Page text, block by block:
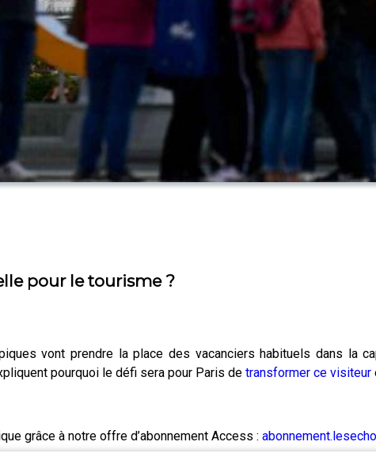
pour le tourisme ?
vont prendre la place des vacanciers habituels dans la
pourquoi le défi sera pour Paris de transformer ce visiteur
grâce à notre offre d’abonnement Access :